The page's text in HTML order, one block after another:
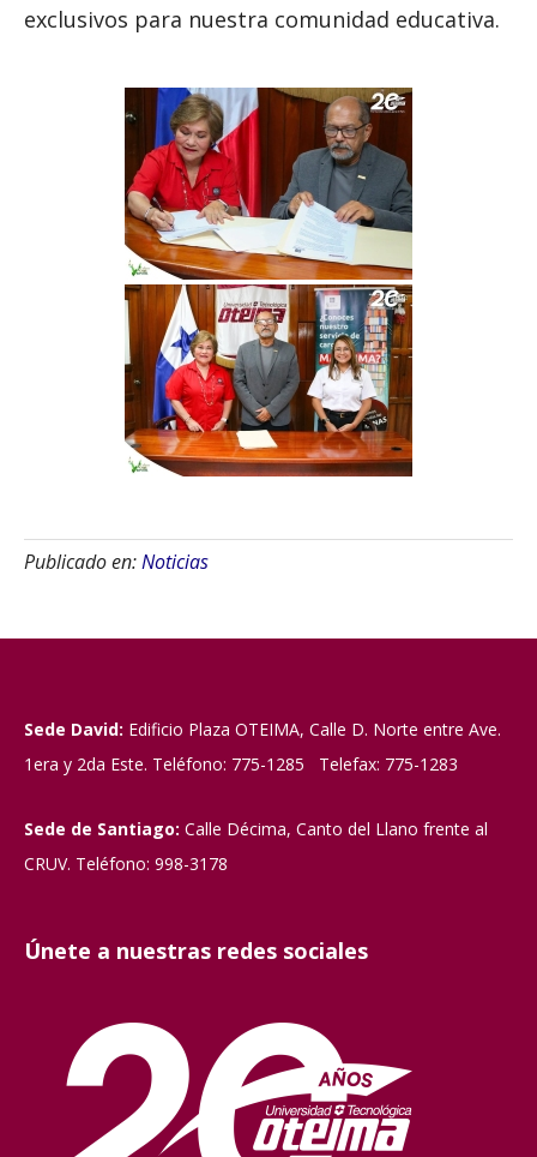
exclusivos para nuestra comunidad educativa.
Publicado en:Noticias
Sede David: Edificio Plaza OTEIMA, Calle D. Norte entre Ave.
1era y 2da Este. Teléfono: 775-1285 Telefax: 775-1283
Sede de Santiago: Calle Décima, Canto del Llano frente al
CRUV. Teléfono: 998-3178
Únete a nuestras redes sociales